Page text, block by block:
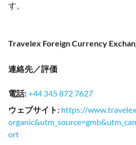
す。
Travelex Foreign Currency
連絡先／評価
電話:+44 345 872 7627
ウェブサイト : https://
ort